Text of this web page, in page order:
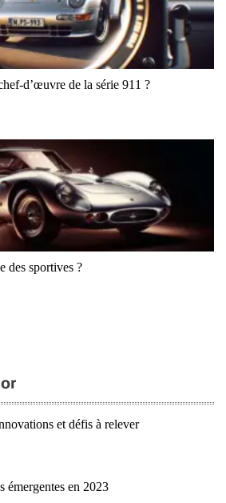
d’œuvre de la série 911 ?
des sportives ?
et défis à relever
émergentes en 2023